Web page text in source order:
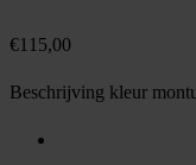
€115,00
Beschrijving kleur